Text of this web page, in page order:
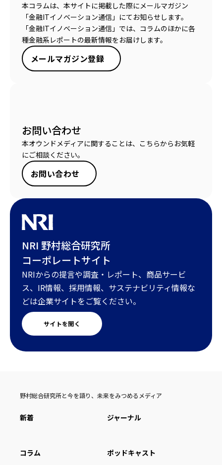
本コラムは、本サイトに掲載した際にメールマガジン
「金融ITイノベーション通信」にてお知らせします。
「金融ITイノベーション通信」では、コラムのほかに各
種金融系レポートの最新情報をお届けします。
メールマガジン登録
お問い合わせ
本オウンドメディアに関することは、こちらからお気軽
にご相談ください。
お問い合わせ
NRI 野村総合研究所
コーポレートサイト
NRIからの提言や調査・レポート、商品サービ
ス、IR情報、採用情報、サステナビリティ情報な
どは企業サイトをご覧ください。
サイトを開く
野村総合研究所と今を語り、未来をみつめるメディア
新着 ジャーナル
コラム ポッドキャスト